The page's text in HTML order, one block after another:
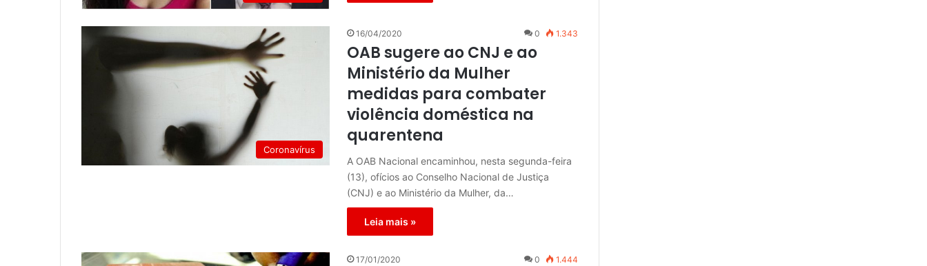
Coronavírus
16/04/2020 0 1.343
OAB sugere ao CNJ e ao
Ministério da Mulher
medidas para combater
violência doméstica na
quarentena
A OAB Nacional encaminhou, nesta segunda-feira
(13), ofícios ao Conselho Nacional de Justiça
(CNJ) e ao Ministério da Mulher, da…
Leia mais »
17/01/2020 0 1.444